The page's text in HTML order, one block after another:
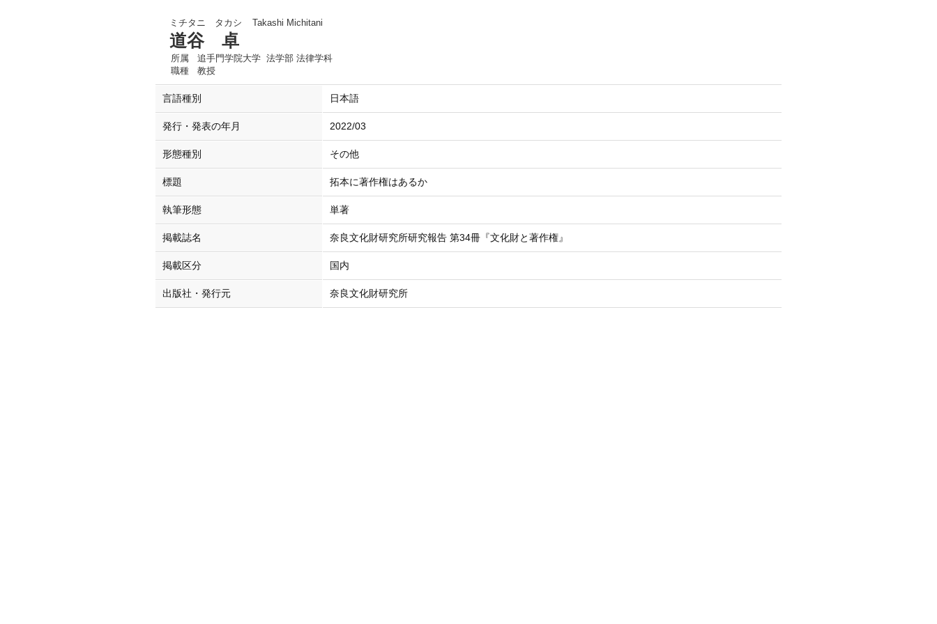
ミチタニ タカシ Takashi Michitani
道谷 卓
所属
追手門学院大学 法学部 法律学科
職種
教授
言語種別 日本語
発行・発表の年月 2022/03
形態種別 その他
標題 拓本に著作権はあるか
執筆形態 単著
掲載誌名 奈良文化財研究所研究報告 第34冊『文化財と著作権』
掲載区分 国内
出版社・発行元 奈良文化財研究所